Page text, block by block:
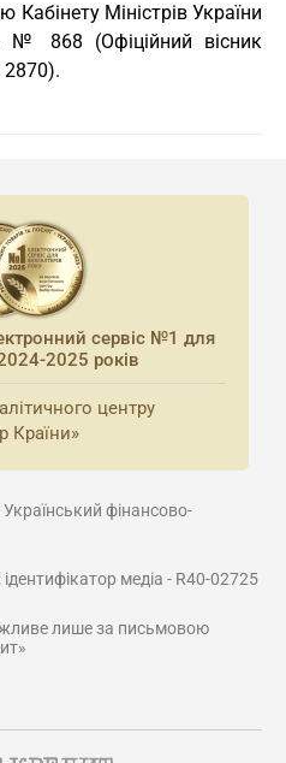
Міністрів України
№ 868 (Офіційний вісник
2870).
сервіс №1 для
2025 років
центру
Країни»
фінансово-
медіа - R40-02725
лише за письмовою